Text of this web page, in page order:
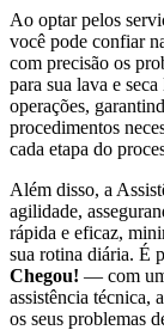
Ao optar pelos
você pode confiar
com precisão os
para sua lava e seca
operações,
procedimentos
cada etapa do
Além disso, a
agilidade,
rápida e eficaz,
sua rotina diária. É
Chegou! — com
assistência técnica,
os seus problemas